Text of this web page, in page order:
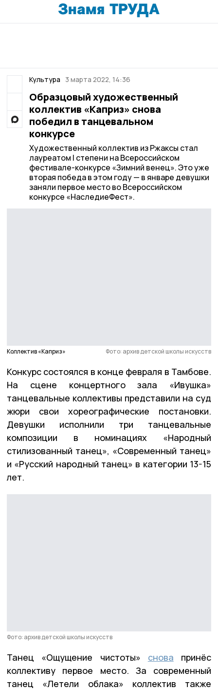
Культура 3 марта 2022, 14:36
Образцовый художественный
коллектив «Каприз» снова
победил в танцевальном
конкурсе
Художественный коллектив из Ржаксы стал
лауреатом I степени на Всероссийском
фестивале-конкурсе «Зимний венец». Это уже
вторая победа в этом году — в январе девушки
заняли первое место во Всероссийском
конкурсе «НаследиеФест».
Коллектив «Каприз» Фото: архив детской школы искусств
Конкурс состоялся в конце февраля в Тамбове.
На сцене концертного зала «Ивушка»
танцевальные коллективы представили на суд
жюри свои хореографические постановки.
Девушки исполнили три танцевальные
композиции в номинациях «Народный
стилизованный танец», «Современный танец»
и «Русский народный танец» в категории 13-15
лет.
Фото: архив детской школы искусств
Танец «Ощущение чистоты» снова принёс
коллективу первое место. За современный
танец «Летели облака» коллектив также